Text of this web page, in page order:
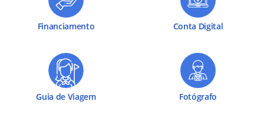
Financiamento Conta Digital
Guia de Viagem Fotógrafo